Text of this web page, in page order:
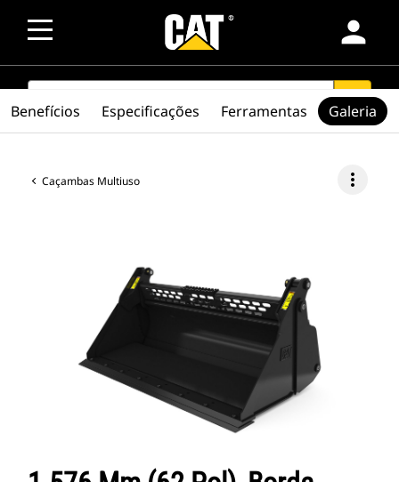
person
SEARCH search
Caçambas Multiuso more_vert
Benefícios Especificações Ferramentas Galeria